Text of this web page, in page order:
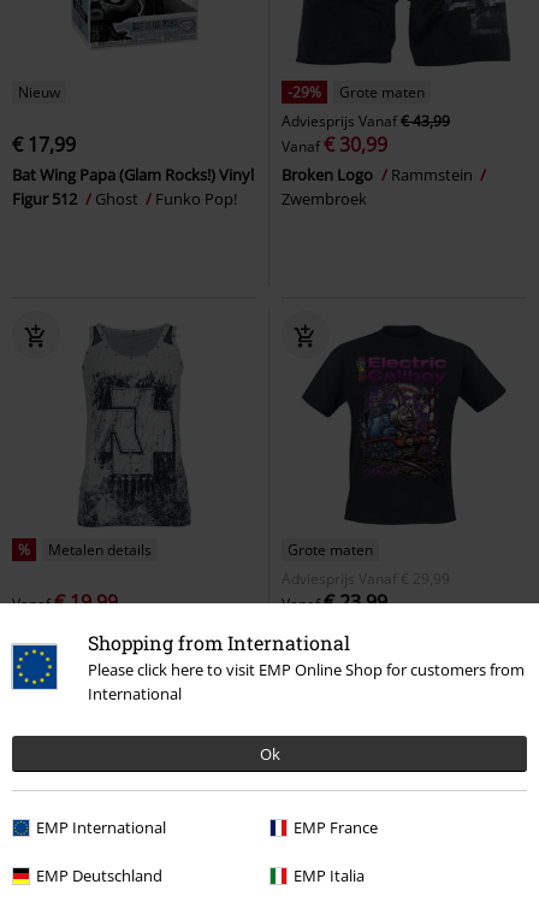
Shopping from International
Please click here to visit EMP Online Shop for customers from
International
Ok
EMP International EMP France
EMP Deutschland EMP Italia
Nieuw
€ 17,99
Bat Wing Papa (Glam Rocks!) Vinyl
Figur 512
Ghost Funko Pop!
-29%
Grote maten
Adviesprijs Vanaf€ 43,99
Vanaf€ 30,99
Broken Logo
Rammstein
Zwembroek
% Metalen details
Vanaf€ 19,99
Rammstein Top
Grote maten
Adviesprijs
Vanaf € 29,99
Vanaf€ 23,99
Choo Choo
shirt